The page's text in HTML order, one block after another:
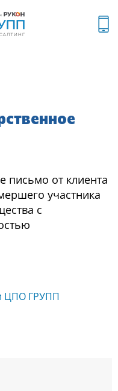
письмо от клиента
участника
с
ЦПО ГРУПП